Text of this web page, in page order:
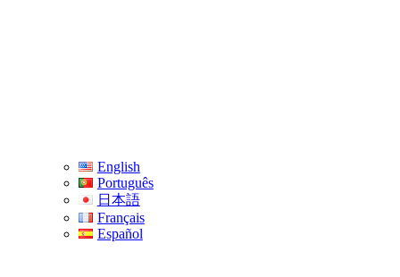
English
Português
日本語
Français
Español